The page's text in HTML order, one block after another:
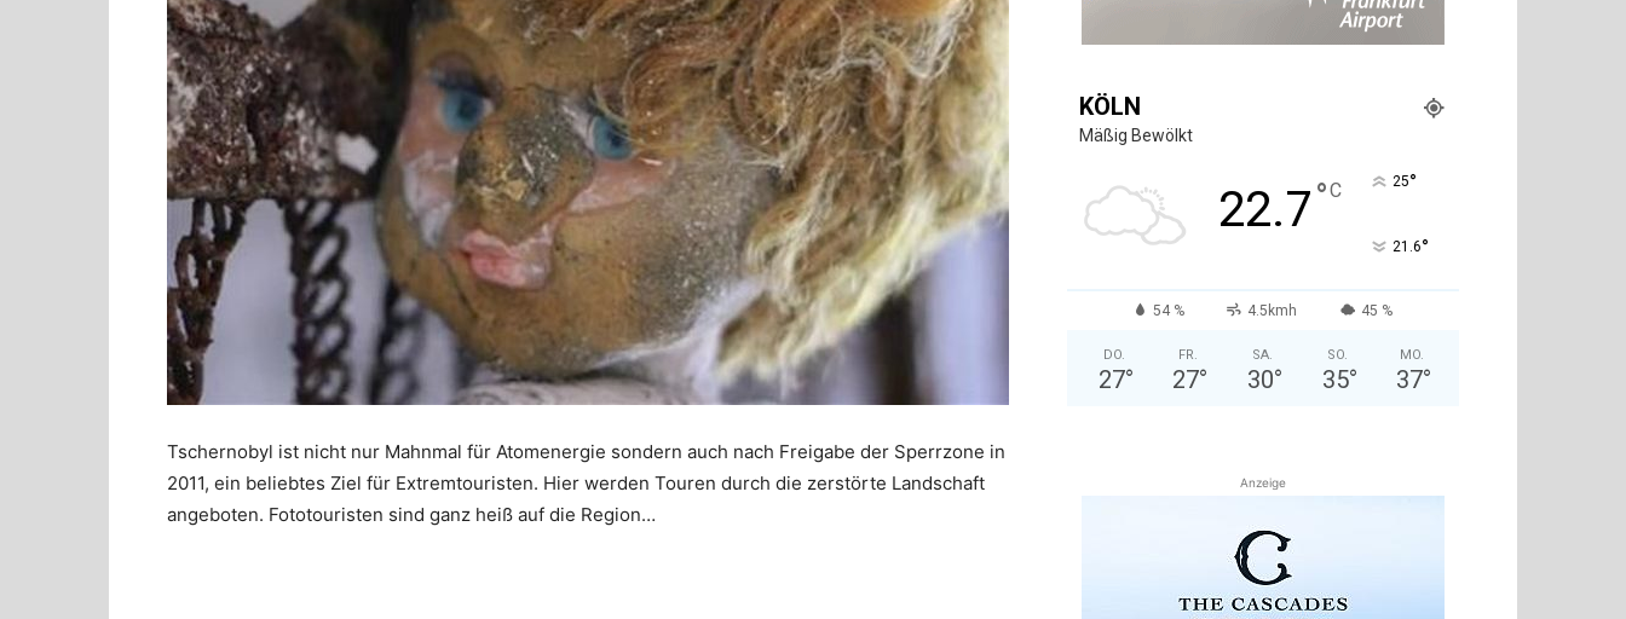
und
Reiseempfehlungen.
Tschernobyl ist nicht nur Mahnmal für Atomenergie sondern auch nach Freigabe der Sperrzone in
2011, ein beliebtes Ziel für Extremtouristen. Hier werden Touren durch die zerstörte Landschaft
angeboten. Fototouristen sind ganz heiß auf die Region…
KÖLN
Mäßig Bewölkt
22.7°C 25°
21.6°
54 % 4.5kmh 45 %
DO.
27°
FR.
27°
SA.
30°
SO.
35°
MO.
37°
Anzeige